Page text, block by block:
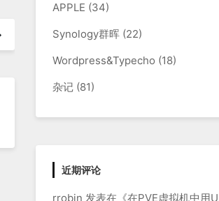
APPLE (34)
Synology群晖 (22)
Wordpress&Typecho (18)
杂记 (81)
近期评论
rrobin 发表在《在PVE虚拟机中用